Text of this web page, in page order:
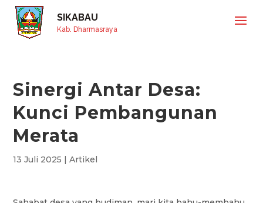
SIKABAU
Kab. Dharmasraya
Sinergi Antar Desa:
Kunci Pembangunan
Merata
13 Juli 2025 |Artikel